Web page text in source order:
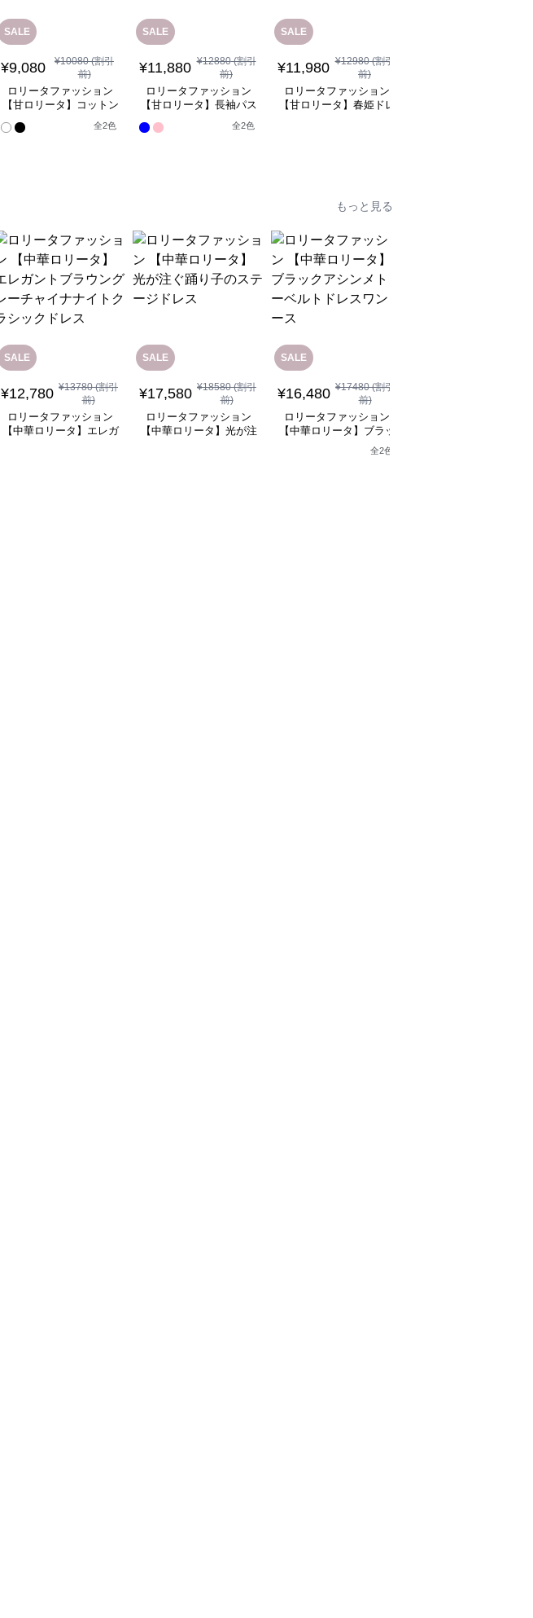
SALE
¥9,080 ¥10080(割引
前)
ロリータファッション
【甘ロリータ】コットン
インナーカボチャパン
ツ/ドロワーズ ロリータ
全2色
SALE
¥11,880 ¥12880(割引
前)
ロリータファッション
【甘ロリータ】長袖パス
全2色
SALE
¥11,980 ¥12980(割引
前)
ロリータファッション
【甘ロリータ】春姫ドレ
もっと見る
SALE
¥12,780 ¥13780(割引
前)
ロリータファッション
【中華ロリータ】エレガ
SALE
¥17,580 ¥18580(割引
前)
ロリータファッション
【中華ロリータ】光が注
SALE
¥16,480 ¥17480(割引
前)
ロリータファッション
【中華ロリータ】ブラッ
クアシンメトリーベルト
ドレスワンピース
全2色